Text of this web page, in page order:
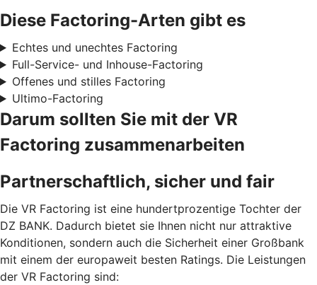
Diese Factoring-Arten gibt es
Echtes und unechtes Factoring
Full-Service- und Inhouse-Factoring
Offenes und stilles Factoring
Ultimo-Factoring
Darum sollten Sie mit der VR
Factoring zusammenarbeiten
Partnerschaftlich, sicher und fair
Die VR Factoring ist eine hundertprozentige Tochter der
DZ BANK. Dadurch bietet sie Ihnen nicht nur attraktive
Konditionen, sondern auch die Sicherheit einer Großbank
mit einem der europaweit besten Ratings. Die Leistungen
der VR Factoring sind: